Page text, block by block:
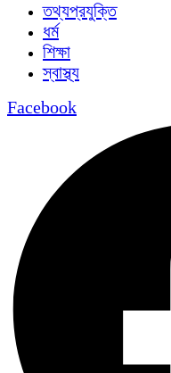
তথ্যপ্রযুক্তি
ধর্ম
শিক্ষা
স্বাস্থ্য
Facebook